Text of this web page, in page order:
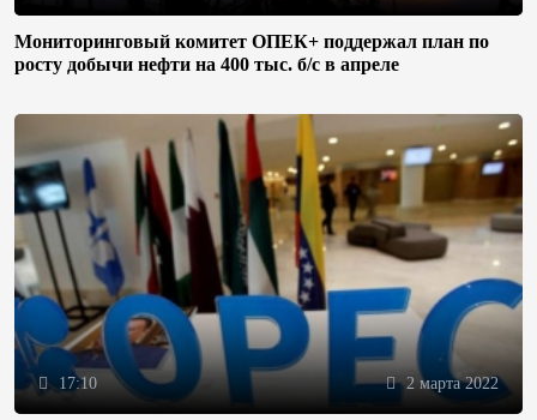
Мониторинговый комитет ОПЕК+ поддержал план по
росту добычи нефти на 400 тыс. б/с в апреле
17:10 2 марта 2022